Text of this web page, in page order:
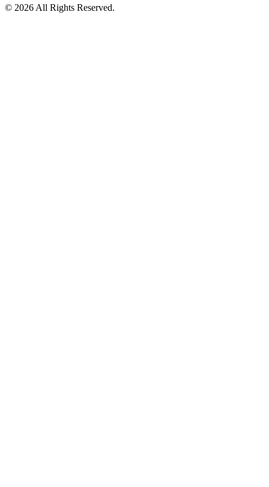
© 2026 All Rights Reserved.